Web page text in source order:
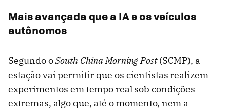
Mais avançada que a IA e os veículos
autônomos
Segundo oSouth China Morning Post(SCMP), a
estação vai permitir que os cientistas realizem
experimentos em tempo real sob condições
extremas, algo que, até o momento, nem a